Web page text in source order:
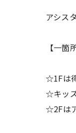
アシス
【一箇
☆1Fは
☆キッ
☆2Fは